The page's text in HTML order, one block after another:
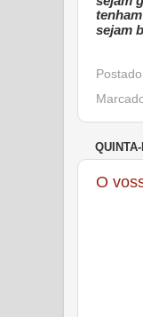
sejam
O